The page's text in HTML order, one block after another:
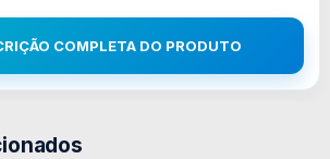
COMPLETA DO PRODUTO